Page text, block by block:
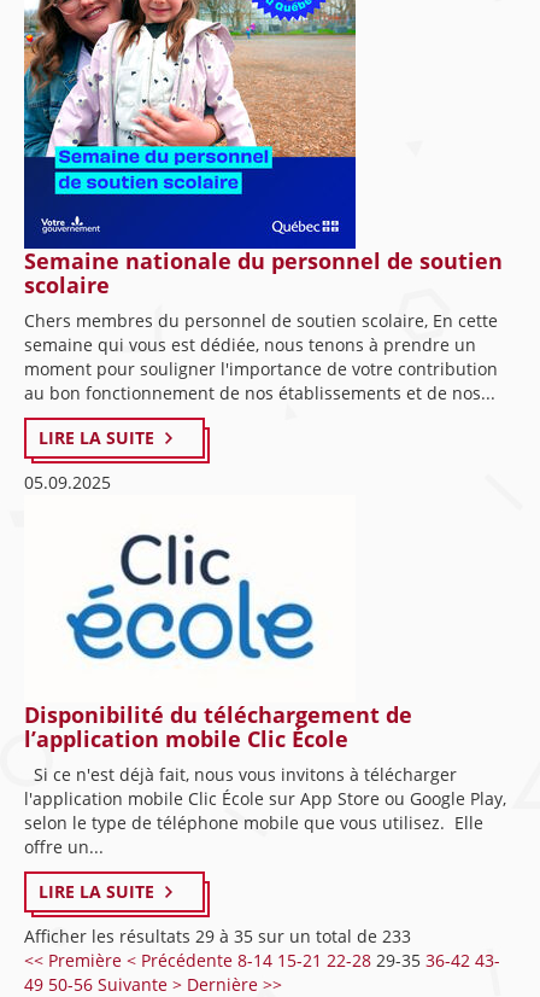
Semaine nationale du personnel de soutien
scolaire
Chers membres du personnel de soutien scolaire, En cette
semaine qui vous est dédiée, nous tenons à prendre un
moment pour souligner l'importance de votre contribution
au bon fonctionnement de nos établissements et de nos...
LIRE LA SUITE
05.09.2025
Disponibilité du téléchargement de
l’application mobile Clic École
Si ce n'est déjà fait, nous vous invitons à télécharger
l'application mobile Clic École sur App Store ou Google Play,
selon le type de téléphone mobile que vous utilisez. Elle
offre un...
LIRE LA SUITE
Afficher les résultats 29 à 35 sur un total de 233
<< Première < Précédente 8-14 15-21 22-28 29-35 36-42 43-
49 50-56 Suivante > Dernière >>